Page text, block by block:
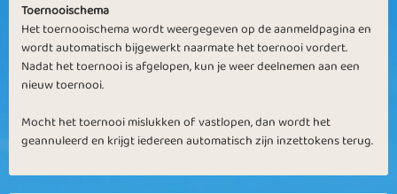
Toernooischema
Het toernooischema wordt weergegeven op de aanmeldpagina en
wordt automatisch bijgewerkt naarmate het toernooi vordert.
Nadat het toernooi is afgelopen, kun je weer deelnemen aan een
nieuw toernooi.
Mocht het toernooi mislukken of vastlopen, dan wordt het
geannuleerd en krijgt iedereen automatisch zijn inzettokens terug.